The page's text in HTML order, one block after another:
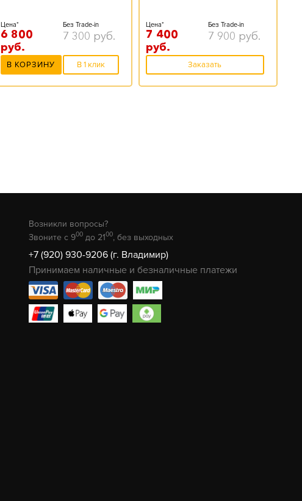
Цена*
6 800
руб.
Без Trade-in
7 300 руб.
В КОРЗИНУ В 1 клик
Цена*
7 400
руб.
Без Trade-in
7 900 руб.
Заказать
Возникли вопросы?
Звоните с 900 до 2100, без выходных
+7 (920) 930-9206 (г. Владимир)
Принимаем наличные и безналичные платежи